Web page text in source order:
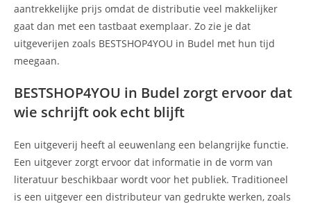
aantrekkelijke prijs omdat de distributie veel makkelijker
gaat dan met een tastbaat exemplaar. Zo zie je dat
uitgeverijen zoals BESTSHOP4YOU in Budel met hun tijd
meegaan.
BESTSHOP4YOU in Budel zorgt ervoor dat
wie schrijft ook echt blijft
Een uitgeverij heeft al eeuwenlang een belangrijke functie.
Een uitgever zorgt ervoor dat informatie in de vorm van
literatuur beschikbaar wordt voor het publiek. Traditioneel
is een uitgever een distributeur van gedrukte werken, zoals